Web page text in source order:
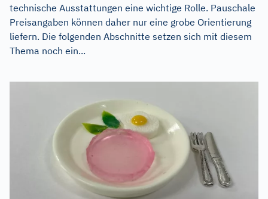
technische Ausstattungen eine wichtige Rolle. Pauschale
Preisangaben können daher nur eine grobe Orientierung
liefern. Die folgenden Abschnitte setzen sich mit diesem
Thema noch ein...